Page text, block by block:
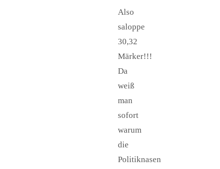
Also
saloppe
30,32
Märker!!!
Da
weiß
man
sofort
warum
die
Politiknasen